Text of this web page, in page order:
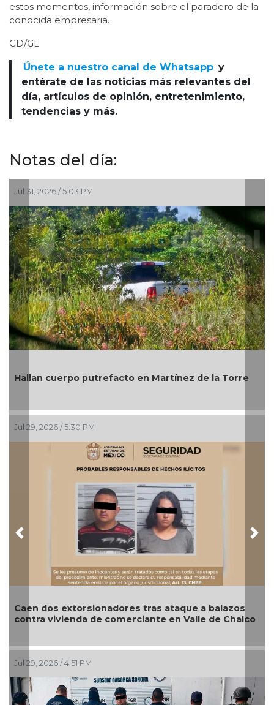
estos momentos, información sobre el paradero de la
conocida empresaria.
CD/GL
Únete a nuestro canal de Whatsapp y
entérate de las noticias más relevantes del
día, artículos de opinión, entretenimiento,
tendencias y más.
Notas del día:
Jul 31, 2026 / 5:03 PM
Hallan cuerpo putrefacto en Martínez de la Torre
Jul 29, 2026 / 5:30 PM
Caen dos extorsionadores tras ataque a balazos
contra vivienda de comerciante en Valle de Chalco
Jul 29, 2026 / 4:51 PM
Previous